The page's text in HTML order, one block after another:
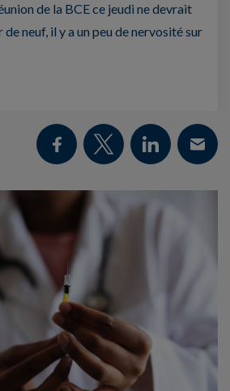
de la BCE ce jeudi ne devrait
neuf, il y a un peu de nervosité sur